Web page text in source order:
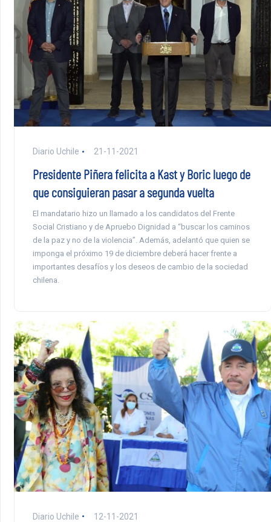
Diario Uchile 21-11-2021
Presidente Piñera felicita a Kast y Boric luego de
que consiguieran pasar a segunda vuelta
El mandatario hizo un llamado a los candidatos del Frente
Social Cristiano y de Apruebo Dignidad a “buscar los caminos
de la paz y no de la violencia”. Además, adelantó que quien se
imponga el próximo 19 de diciembre deberá hacer frente a
importantes desafíos y los deseos de cambio de la sociedad
chilena.
Diario Uchile 12-11-2021